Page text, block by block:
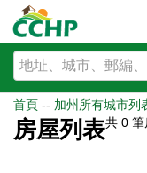
首頁 -- 加州所有城市列
房屋列表共 0 筆